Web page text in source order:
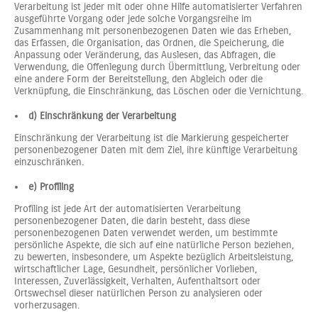
Verarbeitung ist jeder mit oder ohne Hilfe automatisierter Verfahren
ausgeführte Vorgang oder jede solche Vorgangsreihe im
Zusammenhang mit personenbezogenen Daten wie das Erheben,
das Erfassen, die Organisation, das Ordnen, die Speicherung, die
Anpassung oder Veränderung, das Auslesen, das Abfragen, die
Verwendung, die Offenlegung durch Übermittlung, Verbreitung oder
eine andere Form der Bereitstellung, den Abgleich oder die
Verknüpfung, die Einschränkung, das Löschen oder die Vernichtung.
d) Einschränkung der Verarbeitung
Einschränkung der Verarbeitung ist die Markierung gespeicherter
personenbezogener Daten mit dem Ziel, ihre künftige Verarbeitung
einzuschränken.
e) Profiling
Profiling ist jede Art der automatisierten Verarbeitung
personenbezogener Daten, die darin besteht, dass diese
personenbezogenen Daten verwendet werden, um bestimmte
persönliche Aspekte, die sich auf eine natürliche Person beziehen,
zu bewerten, insbesondere, um Aspekte bezüglich Arbeitsleistung,
wirtschaftlicher Lage, Gesundheit, persönlicher Vorlieben,
Interessen, Zuverlässigkeit, Verhalten, Aufenthaltsort oder
Ortswechsel dieser natürlichen Person zu analysieren oder
vorherzusagen.